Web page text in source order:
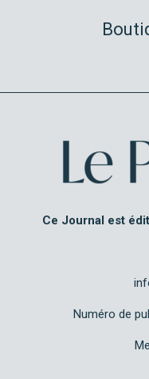
Ce Journal est
Numéro de